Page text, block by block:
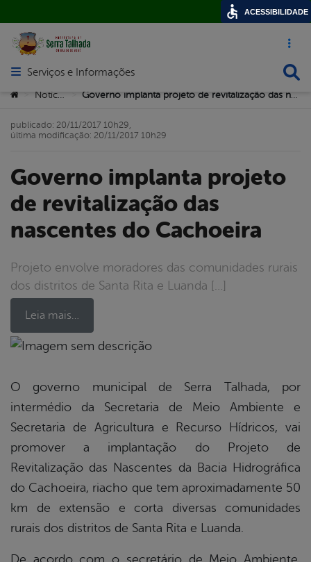
Acesso
Abrir menu principal de navegação
Serviços e Informações
Você está aqui:
> Notícias >
Governo implanta projeto
de revitalização das
nascentes do Cachoeira
Projeto envolve moradores das comunidades rurais
dos distritos de Santa Rita e Luanda […]
Leia mais…
publicado: 20/11/2017 10h29,
última modificação: 20/11/2017 10h29
O governo municipal de Serra Talhada, por
intermédio da Secretaria de Meio Ambiente e
Secretaria de Agricultura e Recurso Hídricos, vai
promover a implantação do Projeto de
Revitalização das Nascentes da Bacia Hidrográfica
do Cachoeira, riacho que tem aproximadamente 50
km de extensão e corta diversas comunidades
rurais dos distritos de Santa Rita e Luanda.
ACESSIBILIDADE